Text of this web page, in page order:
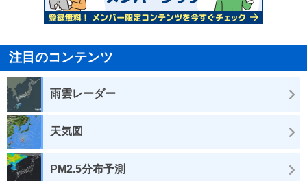
注目のコンテンツ
雨雲レーダー
天気図
PM2.5分布予測